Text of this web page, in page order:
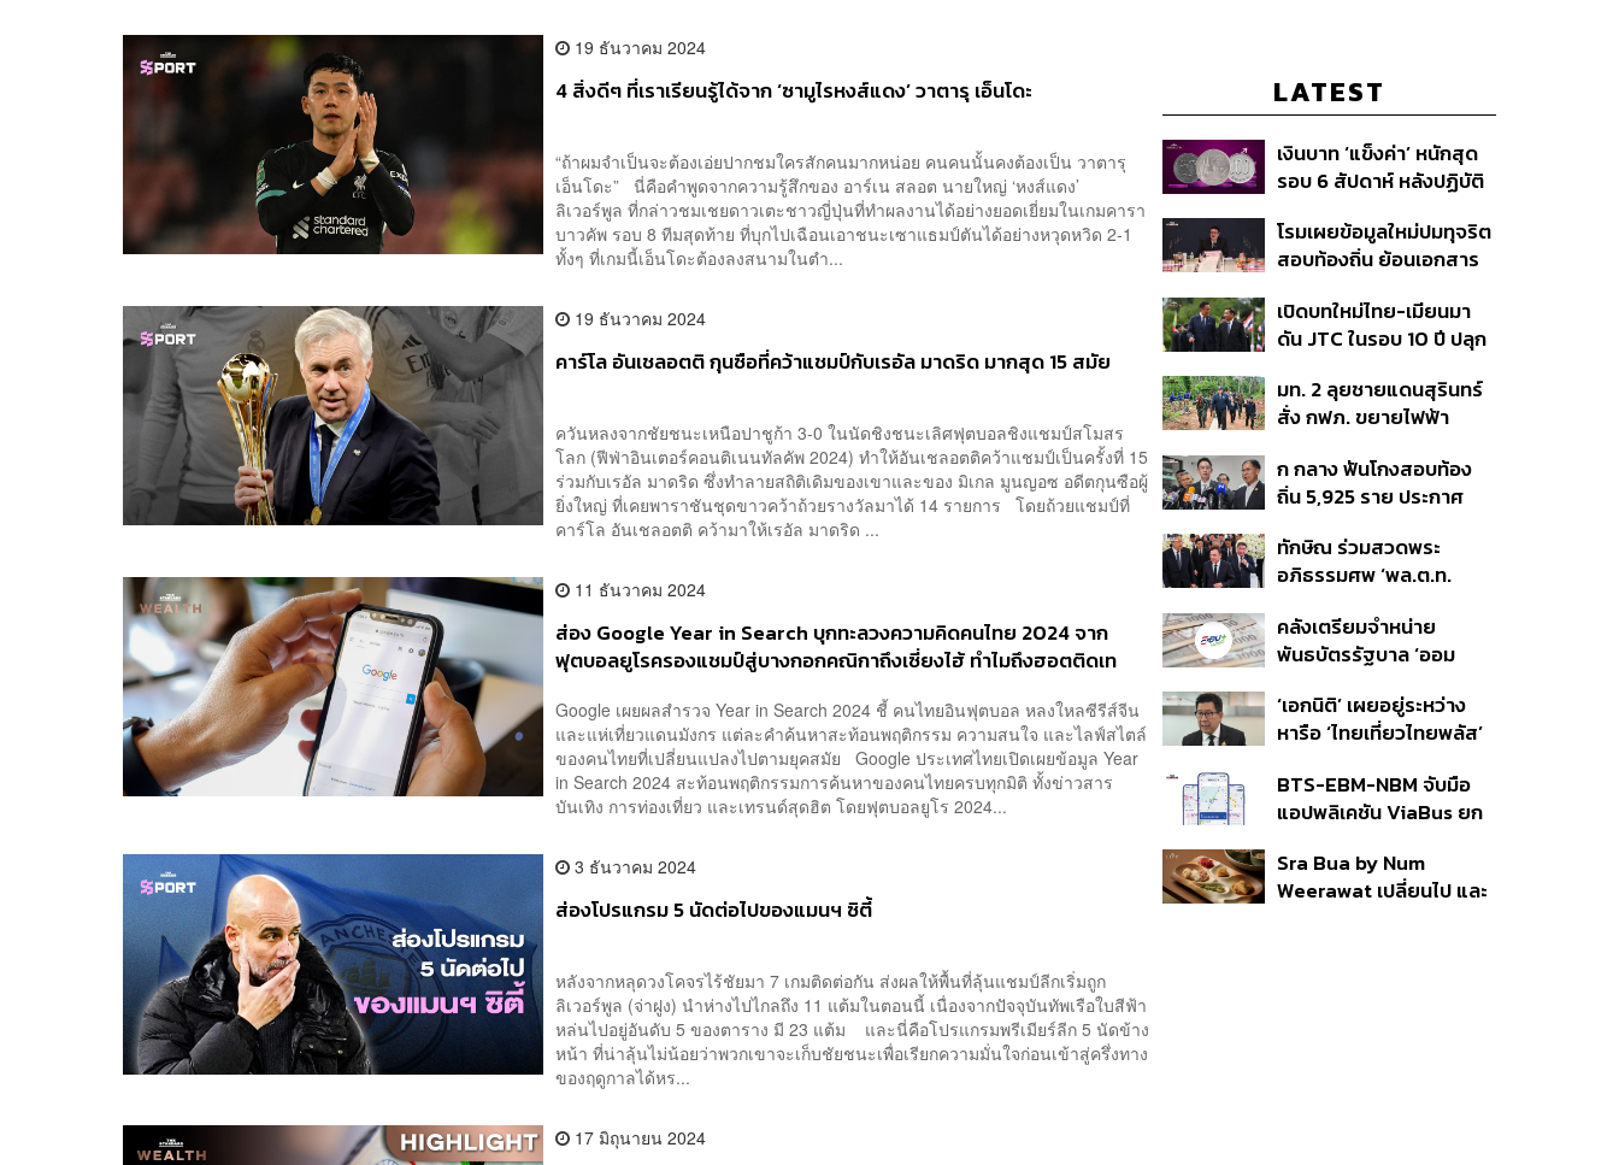
19 ธันวาคม 2024
4 สิ่งดีๆ ที่เราเรียนรู้ได้จาก ‘ซามูไรหงส์แดง’ วาตารุ เอ็นโดะ
“ถ้าผมจำเป็นจะต้องเอ่ยปากชมใครสักคนมากหน่อย คนคนนั้นคงต้องเป็น วาตารุ
เอ็นโดะ” นี่คือคำพูดจากความรู้สึกของ อาร์เน สลอต นายใหญ่ ‘หงส์แดง’
ลิเวอร์พูล ที่กล่าวชมเชยดาวเตะชาวญี่ปุ่นที่ทำผลงานได้อย่างยอดเยี่ยมในเกมคารา
บาวคัพ รอบ 8 ทีมสุดท้าย ที่บุกไปเฉือนเอาชนะเซาแธมป์ตันได้อย่างหวุดหวิด 2-1
ทั้งๆ ที่เกมนี้เอ็นโดะต้องลงสนามในตำ...
19 ธันวาคม 2024
คาร์โล อันเชลอตติ กุนซือที่คว้าแชมป์กับเรอัล มาดริด มากสุด 15 สมัย
ควันหลงจากชัยชนะเหนือปาชูก้า 3-0 ในนัดชิงชนะเลิศฟุตบอลชิงแชมป์สโมสร
โลก (ฟีฟ่าอินเตอร์คอนติเนนทัลคัพ 2024) ทำให้อันเชลอตติคว้าแชมป์เป็นครั้งที่ 15
ร่วมกับเรอัล มาดริด ซึ่งทำลายสถิติเดิมของเขาและของ มิเกล มูนญอซ อดีตกุนซือผู้
ยิ่งใหญ่ ที่เคยพาราชันชุดขาวคว้าถ้วยรางวัลมาได้ 14 รายการ โดยถ้วยแชมป์ที่
คาร์โล อันเชลอตติ คว้ามาให้เรอัล มาดริด ...
11 ธันวาคม 2024
ส่อง Google Year in Search บุกทะลวงความคิดคนไทย 2024 จาก
ฟุตบอลยูโรครองแชมป์สู่บางกอกคณิกาถึงเซี่ยงไฮ้ ทำไมถึงฮอตติดเท
Google เผยผลสำรวจ Year in Search 2024 ชี้ คนไทยอินฟุตบอล หลงใหลซีรีส์จีน
และแห่เที่ยวแดนมังกร แต่ละคำค้นหาสะท้อนพฤติกรรม ความสนใจ และไลฟ์สไตล์
ของคนไทยที่เปลี่ยนแปลงไปตามยุคสมัย Google ประเทศไทยเปิดเผยข้อมูล Year
in Search 2024 สะท้อนพฤติกรรมการค้นหาของคนไทยครบทุกมิติ ทั้งข่าวสาร
บันเทิง การท่องเที่ยว และเทรนด์สุดฮิต โดยฟุตบอลยูโร 2024...
3 ธันวาคม 2024
ส่องโปรแกรม 5 นัดต่อไปของแมนฯ ซิตี้
หลังจากหลุดวงโคจรไร้ชัยมา 7 เกมติดต่อกัน ส่งผลให้พื้นที่ลุ้นแชมป์ลีกเริ่มถูก
ลิเวอร์พูล (จ่าฝูง) นำห่างไปไกลถึง 11 แต้มในตอนนี้ เนื่องจากปัจจุบันทัพเรือใบสีฟ้า
หล่นไปอยู่อันดับ 5 ของตาราง มี 23 แต้ม และนี่คือโปรแกรมพรีเมียร์ลีก 5 นัดข้าง
หน้า ที่น่าลุ้นไม่น้อยว่าพวกเขาจะเก็บชัยชนะเพื่อเรียกความมั่นใจก่อนเข้าสู่ครึ่งทาง
ของฤดูกาลได้หร...
17 มิถุนายน 2024
LATEST
เงินบาท ‘แข็งค่า’ หนักสุด
รอบ 6 สัปดาห์ หลังปฏิบัติ
สหรัฐฯ-ญี่ปุ่น Standard
Chartered เปิดเป้าสิ้นปีนี้
ต่อดอลลาร์
โรมเผยข้อมูลใหม่ปมทุจริต
สอบท้องถิ่น ย้อนเอกสาร
อนุทิน จ่อสอบต่อเอี่ยว
ตัดตอน ม.บูรพา หรือไม่
เปิดบทใหม่ไทย-เมียนมา
ดัน JTC ในรอบ 10 ปี ปลุก
ชายแดน ท่าเรือน้ำลึก
ทวาย
มท. 2 ลุยชายแดนสุรินทร์
สั่ง กฟภ. ขยายไฟฟ้า
350’ เสริมความมั่นคง
ชายแดน
ก กลาง ฟันโกงสอบท้อง
ถิ่น 5,925 ราย ประกาศ
ราย รอ ป.ป.ช. ขีดเส้นแล้ว
เสร็จ 31 ส.ค.
ทักษิณ ร่วมสวดพระ
อภิธรรมศพ ‘พล.ต.ท.
สิน’ สิริอายุ 103 ปี แกนนำ
เพื่อไทย-บุคคลหลาก
คลังเตรียมจำหน่าย
พันธบัตรรัฐบาล ‘ออม
ก.ย.นี้ อาจเพิ่มสัดส่วนการ
ขายแบบ Small Lot First
‘เอกนิติ’ เผยอยู่ระหว่าง
หารือ ‘ไทยเที่ยวไทยพลัส’
แสนล้าน มั่นใจงบต่อ ‘ไทย
ช่วยไทย พลัส’ เฟส 2 มี
BTS-EBM-NBM จับมือ
แอปพลิเคชัน ViaBus ยก
รถไฟฟ้า 3 สายแบบเรียล
ไทม์
Sra Bua by Num
Weerawat เปลี่ยนไป และ